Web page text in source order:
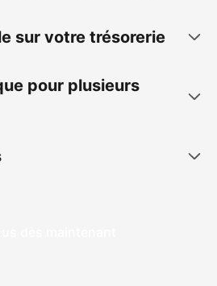
sur votre trésorerie
pour plusieurs
dès maintenant